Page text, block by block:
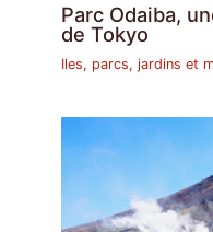
Parc Odaiba,
de Tokyo
Iles, parcs, jardins et